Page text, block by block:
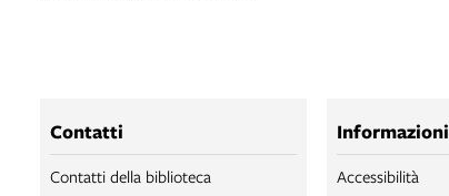
Contatti
Contatti della biblioteca
Informazioni
Accessibilità